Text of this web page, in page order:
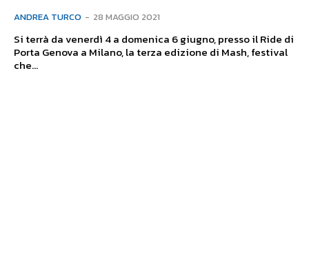
ANDREA TURCO - 28 MAGGIO 2021
Si terrà da venerdì 4 a domenica 6 giugno, presso il Ride di
Porta Genova a Milano, la terza edizione di Mash, festival
che...